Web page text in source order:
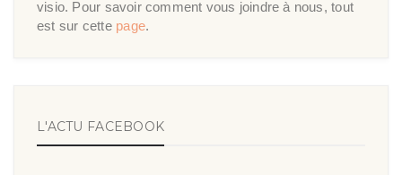
visio. Pour savoir comment vous joindre à nous, tout
est sur cette page.
L'ACTU FACEBOOK